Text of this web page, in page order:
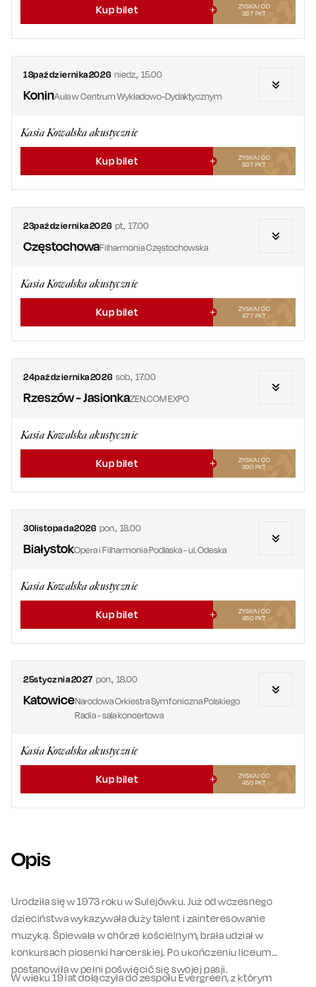
Kup bilet
ZYSKAJ OD
387 PKT
18października2026 niedz.,15.00
KoninAula w Centrum Wykładowo-Dydaktycznym
Kasia Kowalska akustycznie
Kup bilet
ZYSKAJ OD
597 PKT
23października2026 pt.,17.00
CzęstochowaFilharmonia Częstochowska
Kasia Kowalska akustycznie
Kup bilet
ZYSKAJ OD
477 PKT
24października2026 sob.,17.00
Rzeszów - JasionkaZEN.COM EXPO
Kasia Kowalska akustycznie
Kup bilet
ZYSKAJ OD
390 PKT
30listopada2026 pon.,18.00
BiałystokOpera i Filharmonia Podlaska - ul. Odeska
Kasia Kowalska akustycznie
Kup bilet
ZYSKAJ OD
450 PKT
25stycznia2027 pon., 18.00
KatowiceNarodowa Orkiestra Symfoniczna Polskiego
Radia - sala koncertowa
Kasia Kowalska akustycznie
Kup bilet
ZYSKAJ OD
450 PKT
Opis
Urodziła się w 1973 roku w Sulejówku. Już od wczesnego
dzieciństwa wykazywała duży talent i zainteresowanie
muzyką. Śpiewała w chórze kościelnym, brała udział w
konkursach piosenki harcerskiej. Po ukończeniu liceum
postanowiła w pełni poświęcić się swojej pasji.
W wieku 19 lat dołączyła do zespołu Evergreen, z którym